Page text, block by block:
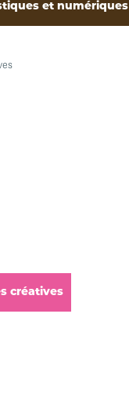
et numériques
créatives